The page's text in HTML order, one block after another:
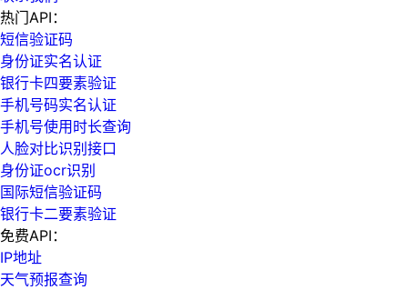
热门API：
短信验证码
身份证实名认证
银行卡四要素验证
手机号码实名认证
手机号使用时长查询
人脸对比识别接口
身份证ocr识别
国际短信验证码
银行卡二要素验证
免费API：
IP地址
天气预报查询